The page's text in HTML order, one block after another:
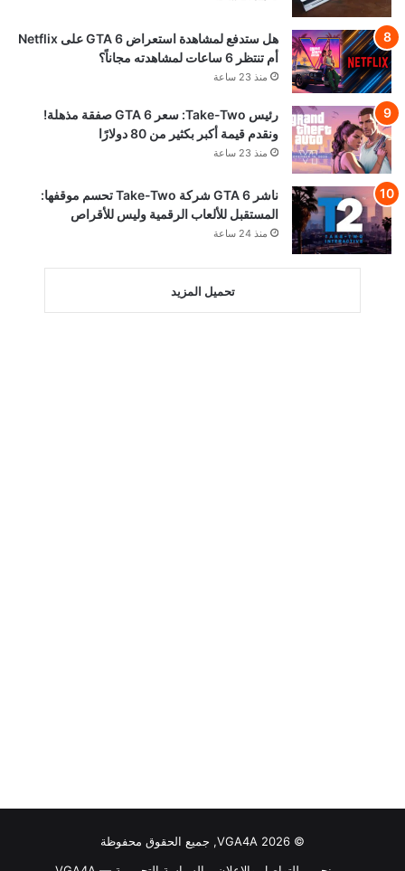
هل ستدفع لمشاهدة استعراض GTA 6 على Netflix
أم تنتظر 6 ساعات لمشاهدته مجاناً؟
منذ 23 ساعة
رئيس Take-Two: سعر GTA 6 صفقة مذهلة!
ونقدم قيمة أكبر بكثير من 80 دولارًا
منذ 23 ساعة
ناشر GTA 6 شركة Take-Two تحسم موقفها:
المستقبل للألعاب الرقمية وليس للأقراص
منذ 24 ساعة
تحميل المزيد
© VGA4A 2026, جميع الحقوق محفوظة